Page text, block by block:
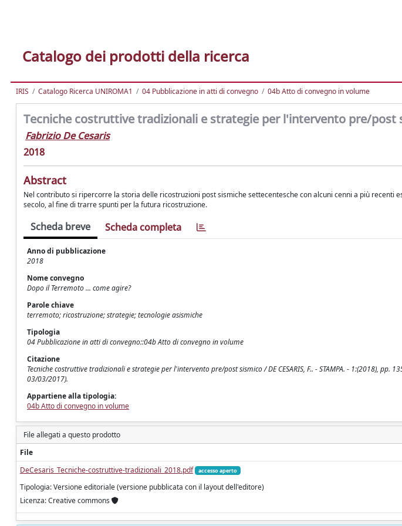
Catalogo dei prodotti della ricerca
IRIS Catalogo Ricerca UNIROMA1 04 Pubblicazione in atti di convegno 04b Atto di convegno in volume
Tecniche costruttive tradizionali e strategie per l'intervento pre/post
Fabrizio De Cesaris
2018
Abstract
Nel contributo si ripercorre la storia delle ricostruzioni post sismiche settecentesche con alcuni cenni a più recenti
secolo, al fine di trarre spunti per la futura ricostruzione.
Scheda breve Scheda completa
Anno di pubblicazione
2018
Nome convegno
Dopo il Terremoto ... come agire?
Parole chiave
terremoto; ricostruzione; strategie; tecnologie asismiche
Tipologia
04 Pubblicazione in atti di convegno::04b Atto di convegno in volume
Citazione
Tecniche costruttive tradizionali e strategie per l'intervento pre/post sismico / DE CESARIS, F.. - STAMPA. - 1:(2018), pp.
03/03/2017).
Appartiene alla tipologia:
04b Atto di convegno in volume
File allegati a questo prodotto
File
DeCesaris_Tecniche-costruttive-tradizionali_2018.pdf
accesso aperto
Tipologia: Versione editoriale (versione pubblicata con il layout dell'editore)
Licenza: Creative commons